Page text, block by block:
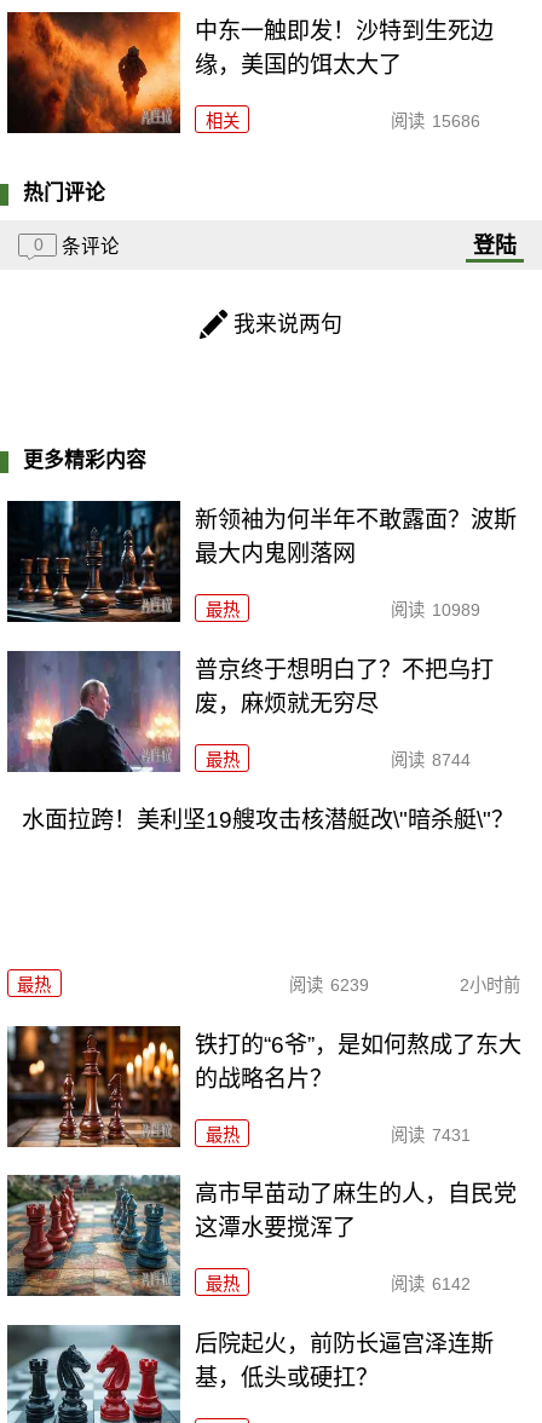
中东一触即发！沙特到生死边
缘，美国的饵太大了
相关 阅读 15686
热门评论
0 条评论 登陆
我来说两句
更多精彩内容
新领袖为何半年不敢露面？波斯
最大内鬼刚落网
最热 阅读 10989
普京终于想明白了？不把乌打
废，麻烦就无穷尽
最热 阅读 8744
水面拉跨！美利坚19艘攻击核潜艇改\"暗杀艇\"？
最热 阅读 6239 2小时前
铁打的“6爷”，是如何熬成了东大
的战略名片？
最热 阅读 7431
高市早苗动了麻生的人，自民党
这潭水要搅浑了
最热 阅读 6142
后院起火，前防长逼宫泽连斯
基，低头或硬扛？